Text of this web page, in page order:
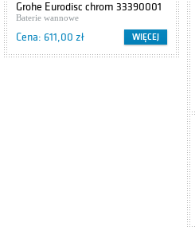
Grohe Eurodisc chrom 33390001
Baterie wannowe
Cena: 611,00 zł WIĘCEJ